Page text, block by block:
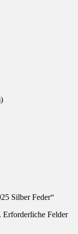
Silber Feder“
Erforderliche Felder